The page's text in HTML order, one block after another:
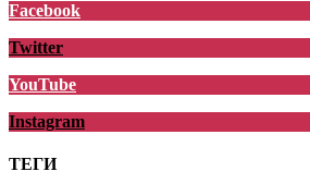
Facebook
Twitter
YouTube
Instagram
ТЕГИ